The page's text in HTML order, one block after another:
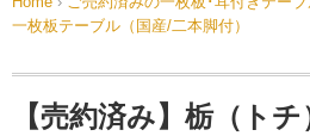
一枚板テーブル（国産/二本脚付）
【売約済み】栃（ト